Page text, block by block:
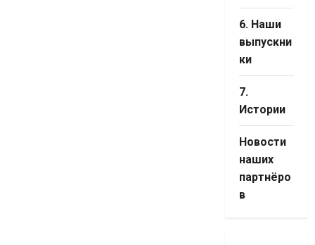
6. Наши
выпускни
ки
7.
Истории
Новости
наших
партнёро
в